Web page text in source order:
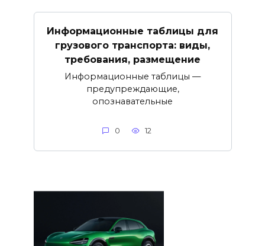
Информационные таблицы для
грузового транспорта: виды,
требования, размещение
Информационные таблицы —
предупреждающие,
опознавательные
0 12